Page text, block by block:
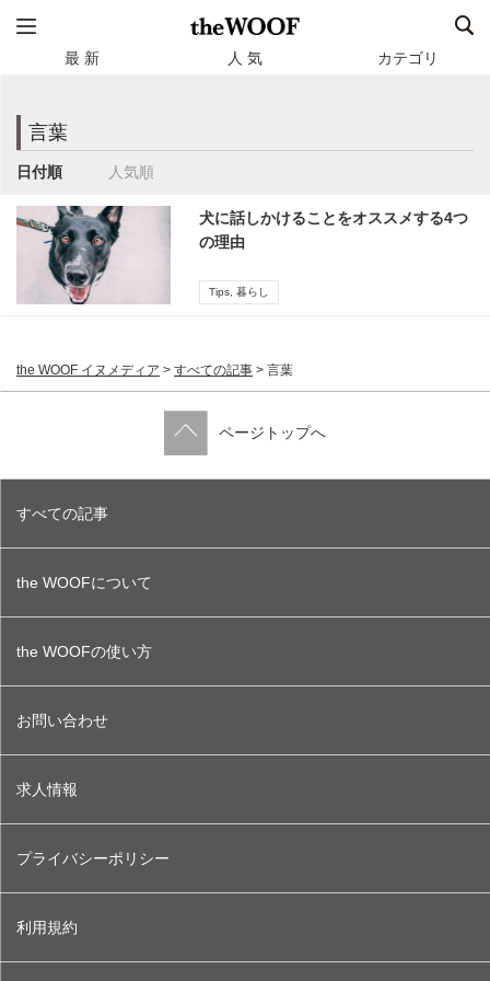
最 新 人 気 カテゴリ
言葉
日付順 人気順
犬に話しかけることをオススメする4つ
の理由
Tips ,暮らし
the WOOF イヌメディア > すべての記事 > 言葉
ページトップへ
すべての記事
the WOOFについて
the WOOFの使い方
お問い合わせ
求人情報
プライバシーポリシー
利用規約